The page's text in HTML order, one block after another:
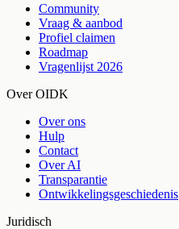
Community
Vraag & aanbod
Profiel claimen
Roadmap
Vragenlijst 2026
Over OIDK
Over ons
Hulp
Contact
Over AI
Transparantie
Ontwikkelingsgeschiedenis
Juridisch